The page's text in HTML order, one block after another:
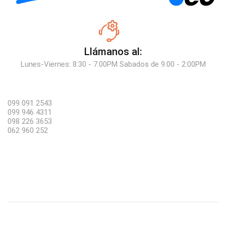
Llámanos al:
Lunes-Viernes: 8:30 - 7:00PM Sabados de 9:00 - 2:00PM
099 091 2543
099 946 4311
098 226 3653
062 960 252